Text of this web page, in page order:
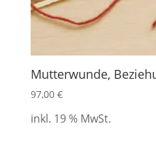
Mutterwunde,
97,00 €
inkl. 19 % MwSt.